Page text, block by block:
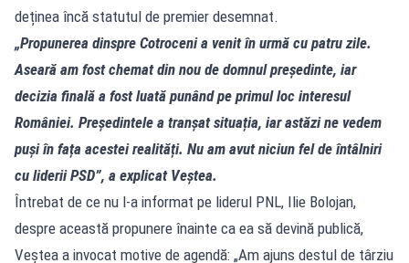
deținea încă statutul de premier desemnat.
„Propunerea dinspre Cotroceni a venit în urmă cu patru zile.
Aseară am fost chemat din nou de domnul președinte, iar
decizia finală a fost luată punând pe primul loc interesul
României. Președintele a tranșat situația, iar astăzi ne vedem
puși în fața acestei realități. Nu am avut niciun fel de întâlniri
cu liderii PSD”, a explicat Veștea.
Întrebat de ce nu l-a informat pe liderul PNL, Ilie Bolojan,
despre această propunere înainte ca ea să devină publică,
Veștea a invocat motive de agendă: „Am ajuns destul de târziu